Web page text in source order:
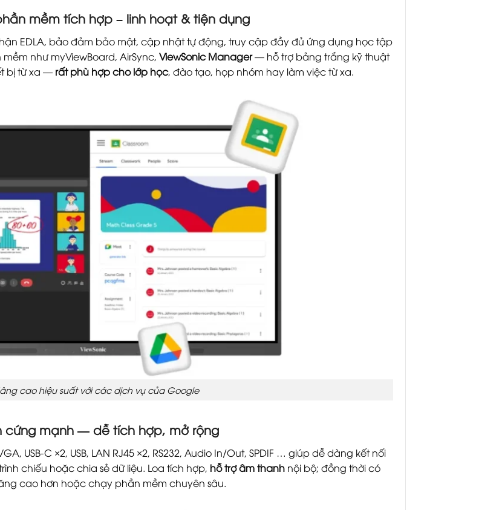
mềm tích hợp – linh hoạt & tiện dụng
EDLA, bảo đảm bảo mật, cập nhật tự động, truy cập đầy đủ ứng dụng học tập
như myViewBoard, AirSync, ViewSonic Manager— hỗ trợ bảng trắng kỹ thuật
bị từ xa — rất phù hợp cho lớp học, đào tạo, họp nhóm hay làm việc từ xa.
cao hiệu suất với các dịch vụ của Google
cứng mạnh — dễ tích hợp, mở rộng
USB-C ×2, USB, LAN RJ45 ×2, RS232, Audio In/Out, SPDIF … giúp dễ dàng kết nối
chiếu hoặc chia sẻ dữ liệu. Loa tích hợp, hỗ trợ âm thanh nội bộ; đồng thời có
cao hơn hoặc chạy phần mềm chuyên sâu.